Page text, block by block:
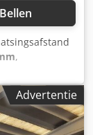
Bellen
,
diameter:
Y-AS SLAG
BIJ AS
Advertentie